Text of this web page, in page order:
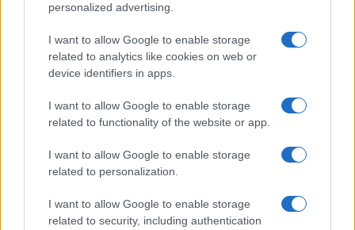
personalized advertising.
I want to allow Google to enable storage
related to analytics like cookies on web or
device identifiers in apps.
I want to allow Google to enable storage
related to functionality of the website or app.
I want to allow Google to enable storage
related to personalization.
I want to allow Google to enable storage
related to security, including authentication